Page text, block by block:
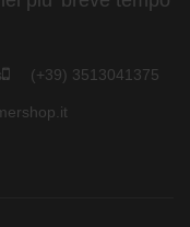
(+39) 3513041375